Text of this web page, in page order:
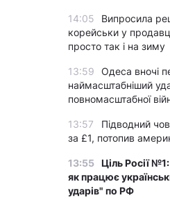
14:05
Випросила
корейськи у
просто так і на зиму
13:59
Одеса вночі
наймасштабніший
повномасштабної
13:57
Підводний
за £1, потопив
13:55 Ціль Росії
як працює
ударів" по РФ